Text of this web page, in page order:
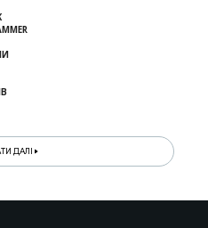
ДАЛІ